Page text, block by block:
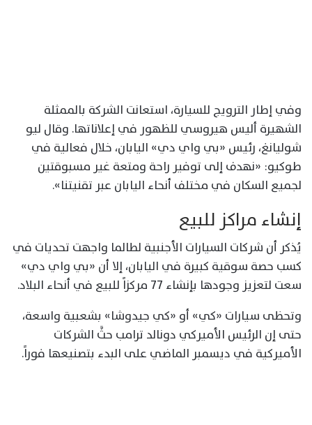
وفي إطار الترويج للسيارة، استعانت الشركة بالممثلة
الشهيرة أليس هيروسي للظهور في إعلاناتها. وقال ليو
شوليانغ، رئيس «بي واي دي» اليابان، خلال فعالية في
طوكيو: «نهدف إلى توفير راحة ومتعة غير مسبوقتين
لجميع السكان في مختلف أنحاء اليابان عبر تقنيتنا».
إنشاء مراكز للبيع
يُذكر أن شركات السيارات الأجنبية لطالما واجهت تحديات في
كسب حصة سوقية كبيرة في اليابان، إلا أن «بي واي دي»
سعت لتعزيز وجودها بإنشاء 77 مركزاً للبيع في أنحاء البلاد.
وتحظى سيارات «كي» أو «كي جيدوشا» بشعبية واسعة،
حتى إن الرئيس الأميركي دونالد ترامب حثَّ الشركات
الأميركية في ديسمبر الماضي على البدء بتصنيعها فوراً.